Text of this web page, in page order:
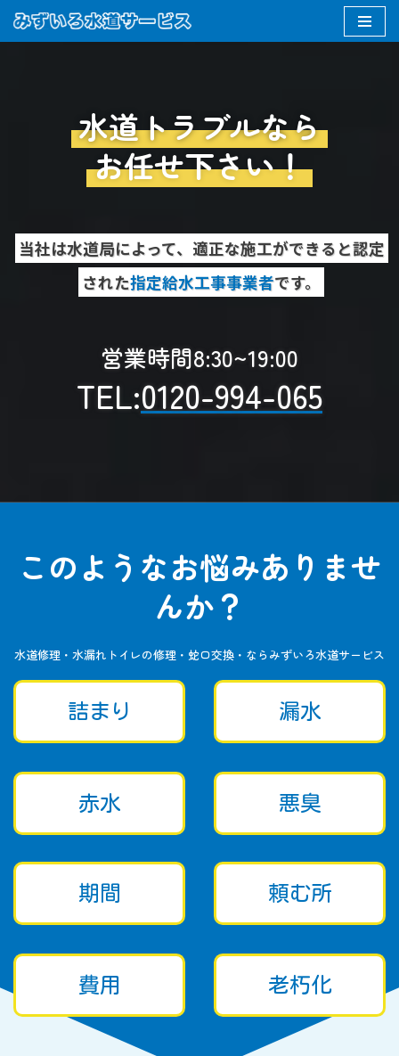
プ
水道トラブルなら
お任せ下さい！
当社は水道局によって、適正な施工ができると認定
された指定給水工事事業者です。
営業時間8:30~19:00
TEL:0120-994-065
このようなお悩みありませ
んか？
水道修理・水漏れトイレの修理・蛇口交換・ならみずいろ水道サービス
詰まり 漏水
赤水 悪臭
期間 頼む所
費用 老朽化